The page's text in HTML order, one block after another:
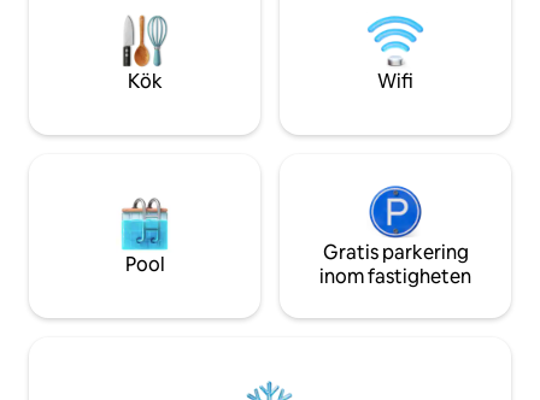
behöver bara öppna kranen för att
använda köket. Den har ljud 🪢
en grillplats med
parkering och
Kök Wifi
Pool
Gratis parkering
inom fastigheten